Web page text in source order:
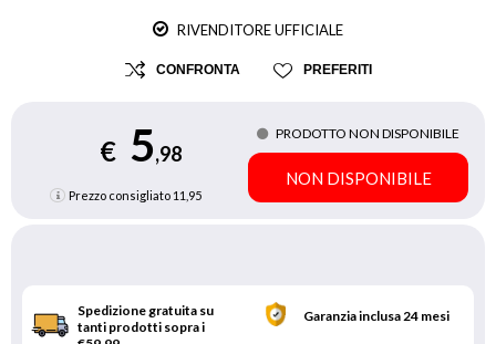
RIVENDITORE UFFICIALE
CONFRONTA PREFERITI
€ 5,98
Prezzo consigliato 11,95
PRODOTTO NON DISPONIBILE
NON DISPONIBILE
Spedizione gratuita su
tanti prodotti sopra i
Garanzia inclusa 24 mesi